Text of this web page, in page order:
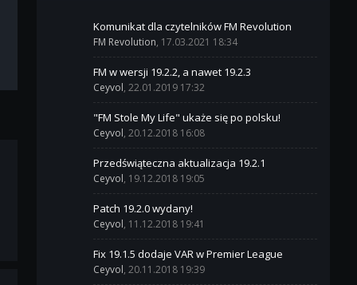
Komunikat dla czytelników FM Revolution
FM Revolution, 17.03.2021 18:34
FM w wersji 19.2.2, a nawet 19.2.3
Ceyvol, 22.01.2019 17:32
"FM Stole My Life" ukaże się po polsku!
Ceyvol, 20.12.2018 16:08
Przedświąteczna aktualizacja 19.2.1
Ceyvol, 19.12.2018 19:05
Patch 19.2.0 wydany!
Ceyvol, 11.12.2018 19:41
Fix 19.1.5 dodaje VAR w Premier League
Ceyvol, 20.11.2018 19:39